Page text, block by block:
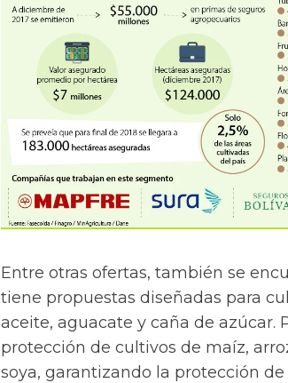
Entre otras ofertas, también se
tiene propuestas diseñadas para
aceite, aguacate y caña de azúcar.
protección de cultivos de maíz,
soya, garantizando la protección